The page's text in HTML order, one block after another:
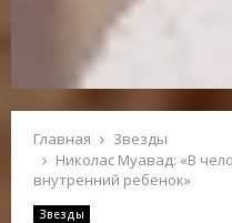
Н
О
Главная
Звезды
Николас Муавад: «В
внутренний ребенок»
Звезды